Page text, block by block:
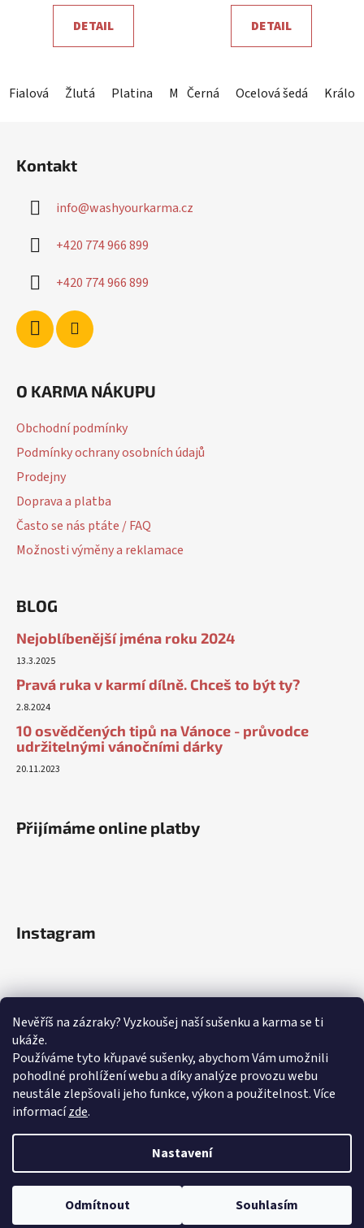
Nevěříš na zázraky? Vyzkoušej naší sušenku a karma se ti
ukáže.
Používáme tyto křupavé sušenky, abychom Vám umožnili
pohodlné prohlížení webu a díky analýze provozu webu
neustále zlepšovali jeho funkce, výkon a použitelnost.Více
informacízde.
Nastavení
Odmítnout Souhlasím
5,0
z
DETAIL
Fialová Žlutá Platina Měděná Magenta Šedozelená
DETAIL
Černá Ocelová šedá
Kontakt
info@washyourkarma.cz
+420 774 966 899
+420 774 966 899
O KARMA NÁKUPU
Obchodní podmínky
Podmínky ochrany osobních údajů
Prodejny
Doprava a platba
Často se nás ptáte / FAQ
Možnosti výměny a reklamace
BLOG
Nejoblíbenější jména roku 2024
13.3.2025
Pravá ruka v karmí dílně. Chceš to být ty?
2.8.2024
10 osvědčených tipů na Vánoce - průvodce
udržitelnými vánočními dárky
20.11.2023
Přijímáme online platby
Instagram
Sledovat na Instagramu
Vytvořil Shoptet